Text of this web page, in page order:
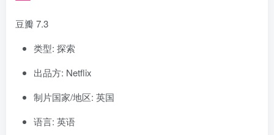
豆瓣 7.3
类型: 探索
出品方: Netflix
制片国家/地区: 英国
语言: 英语